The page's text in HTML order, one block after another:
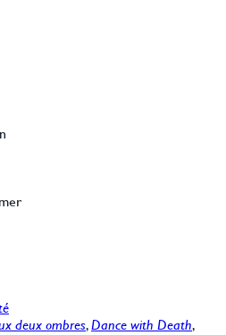
deux ombres,Dance with Death,